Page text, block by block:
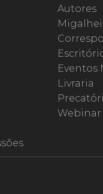
Autores
Eventos
Livraria
Webinar